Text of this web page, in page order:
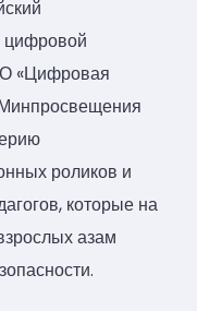
цифровой
«Цифровая
роликов и
которые на
азам